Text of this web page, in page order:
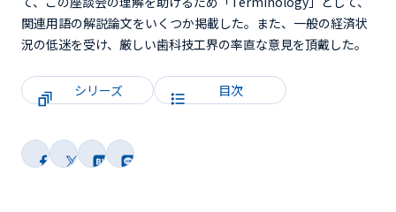
関連用語の解説論文をいくつか掲載した。また、一般の経済状
況の低迷を受け、厳しい歯科技工界の率直な意見を頂戴した。
シリーズ 目次